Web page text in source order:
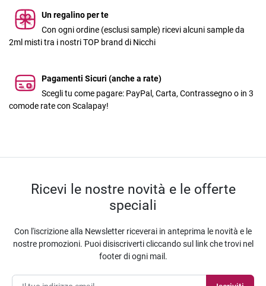
Un regalino per te
Con ogni ordine (esclusi sample) ricevi alcuni sample da
2ml misti tra i nostri TOP brand di Nicchi
Pagamenti Sicuri (anche a rate)
Scegli tu come pagare: PayPal, Carta, Contrassegno o in 3
comode rate con Scalapay!
Ricevi le nostre novità e le offerte
speciali
Con l'iscrizione alla Newsletter riceverai in anteprima le novità e le
nostre promozioni. Puoi disiscriverti cliccando sul link che trovi nel
footer di ogni mail.